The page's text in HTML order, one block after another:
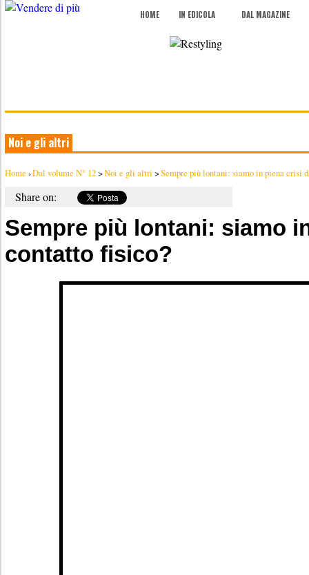
HOME IN EDICOLA DAL MAGAZINE
Noi e gli altri
Home ›Dal volume N° 12>Noi e gli altri >Sempre più lontani: siamo in piena crisi
Share on:
Sempre più lontani: siamo
contatto fisico?